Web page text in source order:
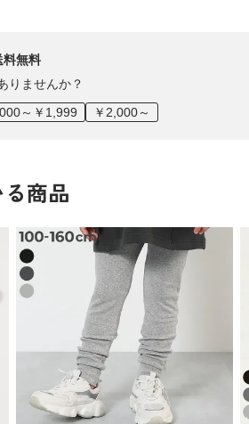
料無料
りませんか？
～￥1,999 ￥2,000～
商品